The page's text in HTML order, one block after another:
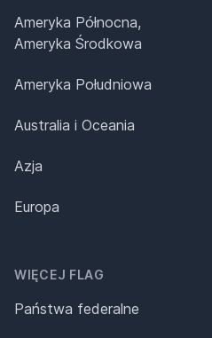
Ameryka Północna,
Ameryka Środkowa
Ameryka Południowa
Australia i Oceania
Azja
Europa
WIĘCEJ FLAG
Państwa federalne